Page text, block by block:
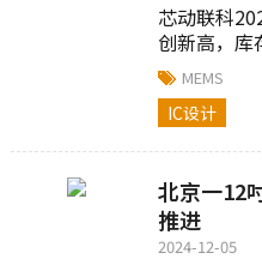
芯动联科
创新高，库
MEMS
IC设计
北京一12
推进
2024-12-05